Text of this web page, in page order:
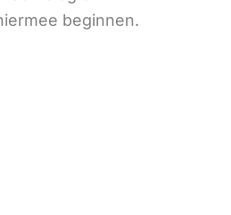
beginnen.